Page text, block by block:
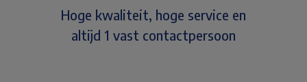
Hoge kwaliteit, hoge service en
altijd 1 vast contactpersoon